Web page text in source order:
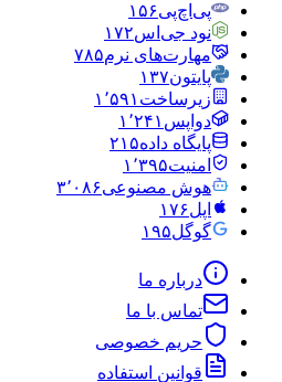
پی‌اچ‌پی۱۵۶
نود جی‌اس۱۷۲
مهارت‌های نرم۷۸۵
پایتون۱۳۷
زیرساخت ۱٬۵۹۱
دواپس ۱٬۲۴۱
پایگاه داده۲۱۵
امنیت۱٬۳۹۵
هوش مصنوعی۳٬۰۸۶
اپل۱۷۶
گوگل۱۹۵
درباره ما
تماس با ما
حریم خصوصی
قوانین استفاده